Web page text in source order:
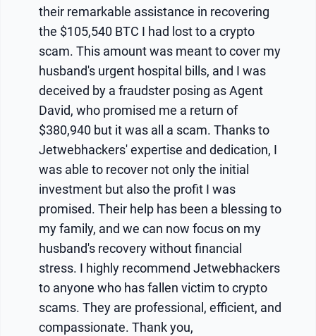
their remarkable assistance in recovering
the $105,540 BTC I had lost to a crypto
scam. This amount was meant to cover my
husband's urgent hospital bills, and I was
deceived by a fraudster posing as Agent
David, who promised me a return of
$380,940 but it was all a scam. Thanks to
Jetwebhackers' expertise and dedication, I
was able to recover not only the initial
investment but also the profit I was
promised. Their help has been a blessing to
my family, and we can now focus on my
husband's recovery without financial
stress. I highly recommend Jetwebhackers
to anyone who has fallen victim to crypto
scams. They are professional, efficient, and
compassionate. Thank you,